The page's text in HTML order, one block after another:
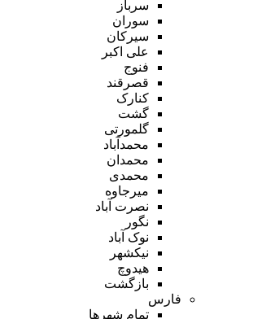
سرباز
سوران
سیرکان
علی اکبر
فنوج
قصرقند
کنارک
گشت
گلمورتی
محمدآباد
محمدان
محمدی
میرجاوه
نصرت آباد
نگور
نوک آباد
نیکشهر
هیدوچ
بازگشت
فارس
تمام شهر‌ها